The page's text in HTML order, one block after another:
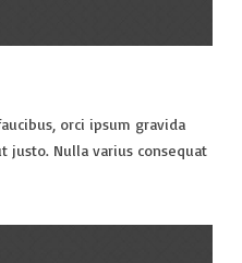
orci ipsum gravida
Nulla varius consequat